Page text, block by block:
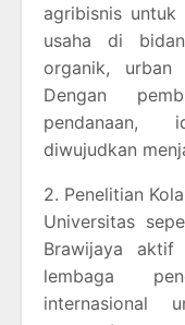
agribisnis untuk
usaha di
organik,
Dengan
pendanaan,
diwujudkan
2. Penelitian
Universitas
Brawijaya aktif
lembaga
internasional